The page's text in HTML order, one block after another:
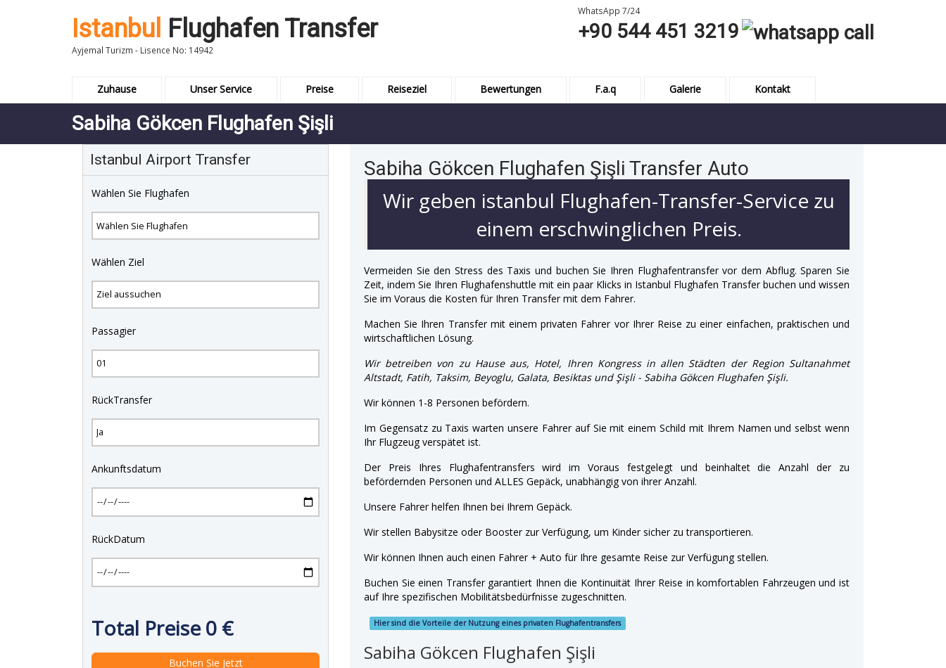
Istanbul Flughafen Transfer
Ayjemal Turizm - Lisence No: 14942
WhatsApp 7/24
+90 544 451 3219
Zuhause Unser Service Preise Reiseziel Bewertungen F.a.q Galerie Kontakt
Sabiha Gökcen Flughafen Şişli
Istanbul Airport Transfer
Wählen Sie Flughafen
Wählen Ziel
Passagier
RückTransfer
Ankunftsdatum
RückDatum
Total Preise0 €
Sabiha Gökcen Flughafen Şişli Transfer Auto
Wir geben istanbul Flughafen-Transfer-Service zu
einem erschwinglichen Preis.
Vermeiden Sie den Stress des Taxis und buchen Sie Ihren Flughafentransfer vor dem Abflug. Sparen Sie
Zeit, indem Sie Ihren Flughafenshuttle mit ein paar Klicks in Istanbul Flughafen Transfer buchen und wissen
Sie im Voraus die Kosten für Ihren Transfer mit dem Fahrer.
Machen Sie Ihren Transfer mit einem privaten Fahrer vor Ihrer Reise zu einer einfachen, praktischen und
wirtschaftlichen Lösung.
Wir betreiben von zu Hause aus, Hotel, Ihren Kongress in allen Städten der Region Sultanahmet
Altstadt, Fatih, Taksim, Beyoglu, Galata, Besiktas und Şişli - Sabiha Gökcen Flughafen Şişli.
Wir können 1-8 Personen befördern.
Im Gegensatz zu Taxis warten unsere Fahrer auf Sie mit einem Schild mit Ihrem Namen und selbst wenn
Ihr Flugzeug verspätet ist.
Der Preis Ihres Flughafentransfers wird im Voraus festgelegt und beinhaltet die Anzahl der zu
befördernden Personen und ALLES Gepäck, unabhängig von ihrer Anzahl.
Unsere Fahrer helfen Ihnen bei Ihrem Gepäck.
Wir stellen Babysitze oder Booster zur Verfügung, um Kinder sicher zu transportieren.
Wir können Ihnen auch einen Fahrer + Auto für Ihre gesamte Reise zur Verfügung stellen.
Buchen Sie einen Transfer garantiert Ihnen die Kontinuität Ihrer Reise in komfortablen Fahrzeugen und ist
auf Ihre spezifischen Mobilitätsbedürfnisse zugeschnitten.
Hier sind die Vorteile der Nutzung eines privaten Flughafentransfers
Sabiha Gökcen Flughafen Şişli